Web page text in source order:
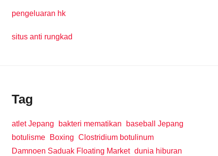
pengeluaran hk
situs anti rungkad
Tag
atlet Jepang bakteri mematikan
baseball Jepang
botulisme
Boxing Clostridium botulinum
Damnoen Saduak Floating Market dunia hiburan